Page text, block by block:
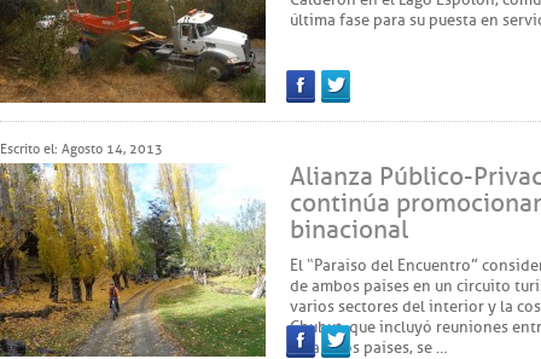
última fase para su puesta en
FacebookTwitter
Escrito el: Agosto 14, 2013
Alianza Público-
continúa
binacional
El “Paraíso del Encuentro”
de ambos países en un circuito
varios sectores del interior y la
Chubut, que incluyó reuniones
de ambos países, se …